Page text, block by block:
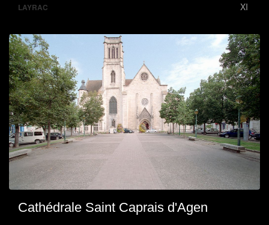
LAYRAC XI
Cathédrale Saint Caprais d'Agen